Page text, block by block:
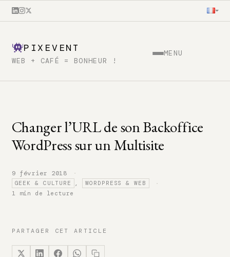
PIXEVENT
WEB + CAFÉ = BONHEUR !
MENU
Changer l’URL de son Backoffice
WordPress sur un Multisite
9 février 2018 ·
GEEK & CULTURE , WORDPRESS & WEB ·
1 min de lecture
PARTAGER CET ARTICLE